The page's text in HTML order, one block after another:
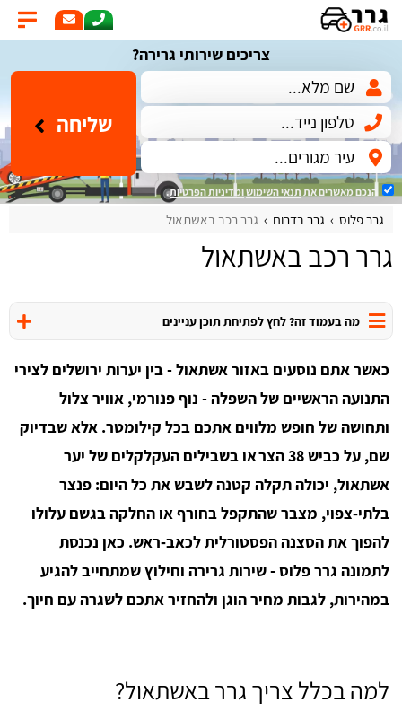
צריכים שירותי גרירה?
שליחה
הנכם מאשרים את תנאי השימושומדיניות הפרטיות.
גרר פלוס גרר בדרום גרר רכב באשתאול
גרר רכב באשתאול
מה בעמוד זה? לחץ לפתיחת תוכן עניינים
כאשר אתם נוסעים באזור אשתאול - בין יערות ירושלים לצירי
התנועה הראשיים של השפלה - נוף פנורמי, אוויר צלול
ותחושה של חופש מלווים אתכם בכל קילומטר. אלא שבדיוק
שם, על כביש 38 הצר או בשבילים העקלקלים של יער
אשתאול, יכולה תקלה קטנה לשבש את כל היום: פנצר
בלתי‑צפוי, מצבר שהתקפל בחורף או החלקה בגשם עלולו
להפוך את הסצנה הפסטורלית לכאב‑ראש. כאן נכנסת
לתמונה גרר פלוס - שירות גרירה וחילוץ שמתחייב להגיע
במהירות, לגבות מחיר הוגן ולהחזיר אתכם לשגרה עם חיוך.
למה בכלל צריך גרר באשתאול?